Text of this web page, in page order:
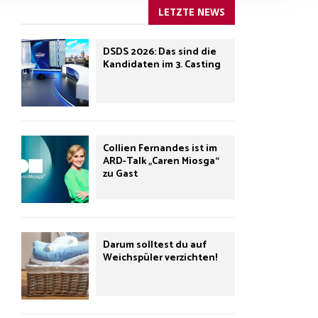
LETZTE NEWS
DSDS 2026: Das sind die
Kandidaten im 3. Casting
Collien Fernandes ist im
ARD-Talk „Caren Miosga“
zu Gast
Darum solltest du auf
Weichspüler verzichten!